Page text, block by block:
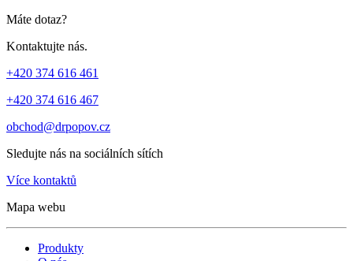
Máte dotaz?
Kontaktujte nás.
+420 374 616 461
+420 374 616 467
obchod@drpopov.cz
Sledujte nás na sociálních sítích
Více kontaktů
Mapa webu
Produkty